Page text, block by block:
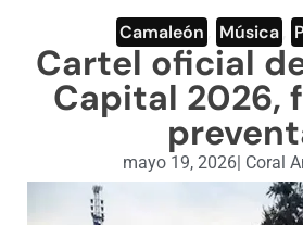
ENGLISH
VIDEOS
Camaleón Música
Cartel oficial
Capital 2026,
mayo 19, 2026| Coral